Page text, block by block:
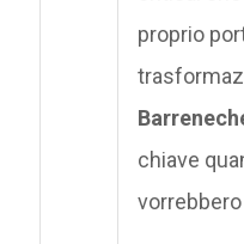
proprio
chiave